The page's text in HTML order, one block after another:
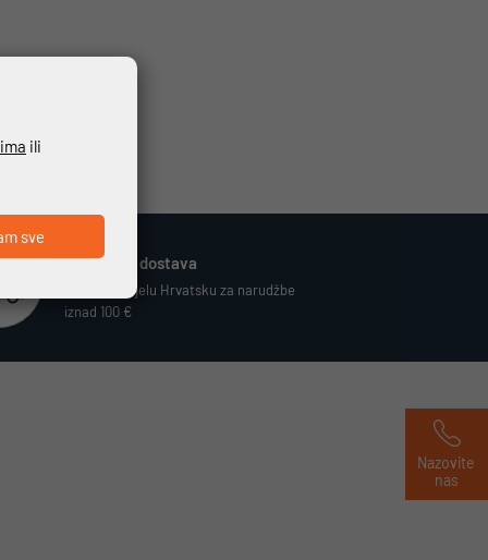
Besplatna dostava
Vrijedi za cijelu Hrvatsku za narudžbe
iznad 100 €
Nazovite
nas
ili
sve